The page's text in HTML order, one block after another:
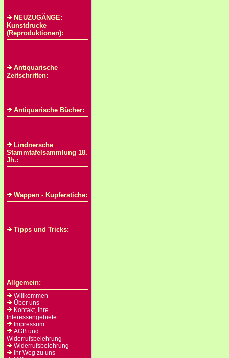
NEUZUGÄNGE:
Kunstdrucke
(Reproduktionen):
Antiquarische
Zeitschriften:
Antiquarische Bücher:
Lindnersche
Stammtafelsammlung 18.
Jh.:
Wappen - Kupferstiche:
Tipps und Tricks:
Allgemein:
Willkommen
Über uns
Kontakt, Ihre
Interessengebiete
Impressum
AGB und
Widerrufsbelehrung
Widerrufsbelehrung
Ihr Weg zu uns